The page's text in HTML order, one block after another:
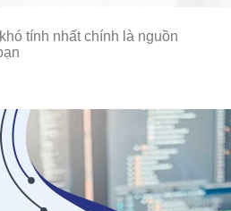
tính nhất chính là nguồn